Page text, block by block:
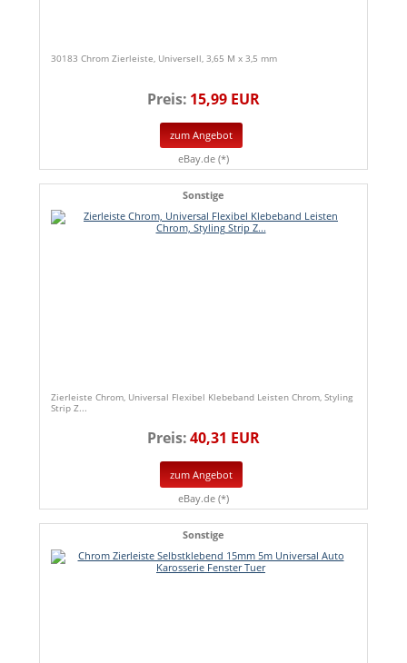
30183 Chrom Zierleiste, Universell, 3,65 M x 3,5 mm
Preis: 15,99 EUR
zum Angebot
eBay.de (*)
Sonstige
Zierleiste Chrom, Universal Flexibel Klebeband Leisten Chrom, Styling
Strip Z...
Preis:40,31 EUR
zum Angebot
eBay.de (*)
Sonstige